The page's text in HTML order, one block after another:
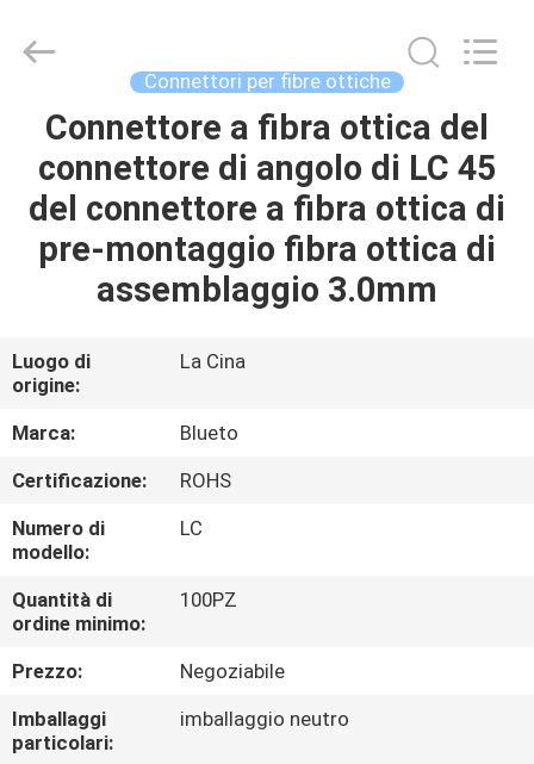
CASA
PRODOTTI
CIRCA
GIRO
DELLA
FABBRICA
CONTROLLO
DI
QUALITÀ
CONTATTICI
Blueto
Electronics&Communication
Reserved.
Connettori per fibre ottiche
Connettore a fibra ottica del
connettore di angolo di LC 45
del connettore a fibra ottica di
pre-montaggio fibra ottica di
assemblaggio 3.0mm
Luogo di
origine:
La Cina
Marca:
Blueto
Certificazione:
ROHS
Numero di
modello:
LC
Quantità di
ordine minimo:
100PZ
Prezzo:
Negoziabile
Imballaggi
particolari:
imballaggio neutro